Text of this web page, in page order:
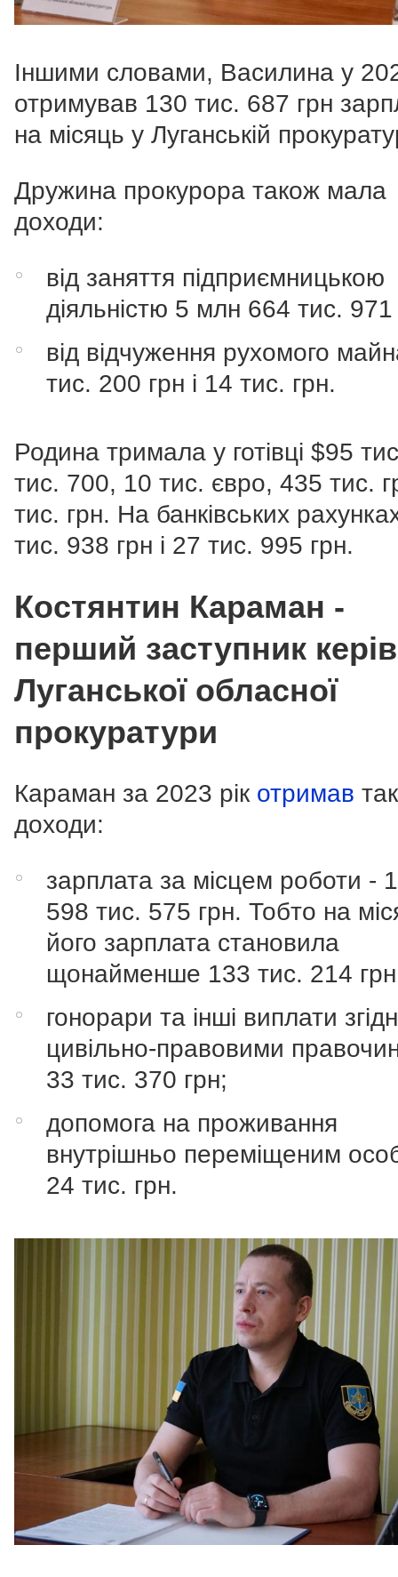
Іншими словами, Василина у
отримував 130 тис. 687 грн
на місяць у Луганській
Дружина прокурора також мала
доходи:
від заняття підприємницькою
діяльністю 5 млн 664 тис. 971
від відчуження рухомого
тис. 200 грн і 14 тис. грн.
Родина тримала у готівці $95
тис. 700, 10 тис. євро, 435 тис.
тис. грн. На банківських
тис. 938 грн і 27 тис. 995 грн.
Костянтин Караман -
перший заступник
Луганської обласної
прокуратури
Караман за 2023 рік отримав
доходи:
зарплата за місцем роботи -
598 тис. 575 грн. Тобто на
його зарплата становила
щонайменше 133 тис. 214
гонорари та інші виплати
цивільно-правовими
33 тис. 370 грн;
допомога на проживання
внутрішньо переміщеним
24 тис. грн.